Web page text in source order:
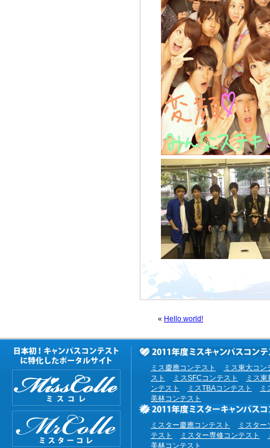
« Hello world!
ミス慶應コンテスト
ミス東大コン
スト
ミスSFCコンテスト
ミス
ンテスト
ミスTBAコンテスト
ミ
美林コンテスト
ミスター慶應コンテスト
ミスタ
テスト
ミスター専修コンテスト
美林コンテスト